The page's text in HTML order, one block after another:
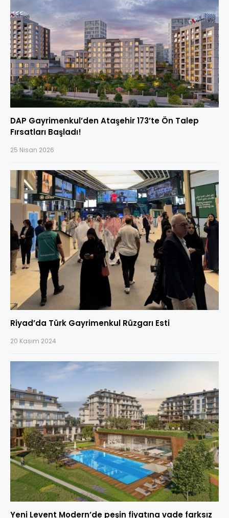
DAP Gayrimenkul’den Ataşehir 173’te Ön Talep
Fırsatları Başladı!
25 Nisan 2026
Riyad’da Türk Gayrimenkul Rüzgarı Esti
20 Kasım 2024
Yeni Levent Modern’de peşin fiyatına vade farksız